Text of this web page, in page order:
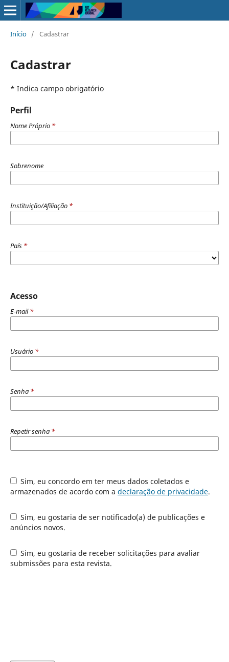
Início / Cadastrar
Cadastrar
* Indica campo obrigatório
Perfil
Nome Próprio *
Sobrenome
Instituição/Afiliação *
País *
Acesso
E-mail*
Usuário *
Senha *
Repetir senha *
Sim, eu concordo em ter meus dados coletados e
armazenados de acordo com a declaração de privacidade.
Sim, eu gostaria de ser notificado(a) de publicações e
anúncios novos.
Sim, eu gostaria de receber solicitações para avaliar
submissões para esta revista.